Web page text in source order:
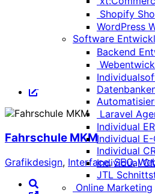
Shopify
WordPress
Software
Backend
Laravel
Individual
Individual
Individual
Individual
JTL
Online Marketing
Interface,SEO,
Fahrschule MKM
Grafikdesign, Interface,SEO,